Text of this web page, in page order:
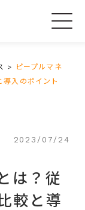
>
ピープルマネ
入のポイント
2023/07/24
は？従
較と導